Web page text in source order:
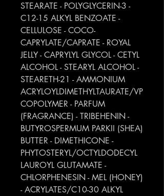
STEARATE - POLYGLYCERIN-3 -
C12-15 ALKYL BENZOATE -
CELLULOSE - COCO-
CAPRYLATE/CAPRATE - ROYAL
JELLY - CAPRYLYL GLYCOL - CETYL
ALCOHOL - STEARYL ALCOHOL -
STEARETH-21 - AMMONIUM
ACRYLOYLDIMETHYLTAURATE/VP
COPOLYMER - PARFUM
(FRAGRANCE) - TRIBEHENIN -
BUTYROSPERMUM PARKII (SHEA)
BUTTER - DIMETHICONE -
PHYTOSTERYL/OCTYLDODECYL
LAUROYL GLUTAMATE -
CHLORPHENESIN - MEL (HONEY)
- ACRYLATES/C10-30 ALKYL